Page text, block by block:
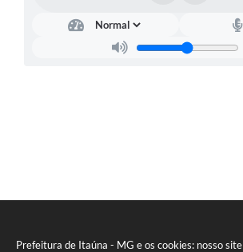
Prefeitura de Itaúna - MG e os cookies: nosso site